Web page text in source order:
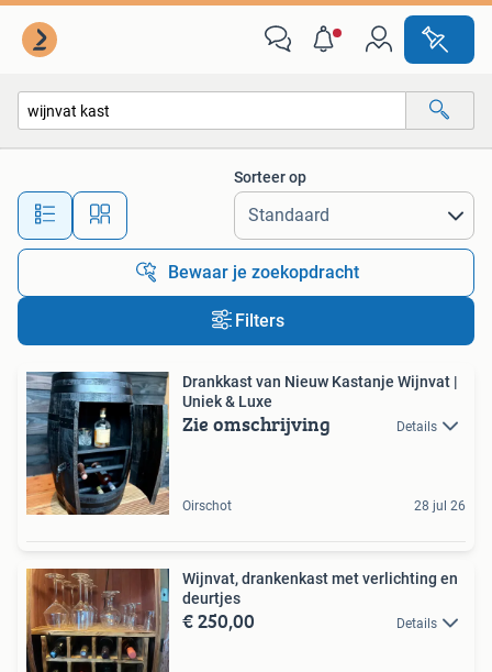
Alle afstanden…
Sorteer op
Bewaar je zoekopdracht
Filters
Drankkast van Nieuw Kastanje Wijnvat |
Uniek & Luxe
Zie omschrijving Details
Oirschot 28 jul 26
Wijnvat, drankenkast met verlichting en
deurtjes
€ 250,00 Details